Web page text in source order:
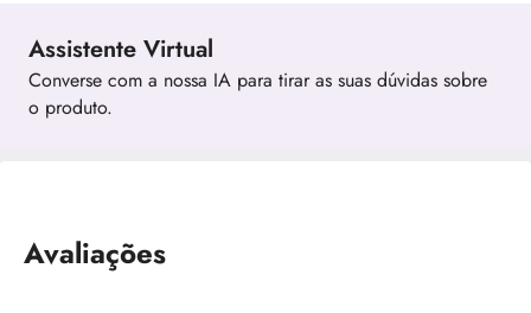
Assistente Virtual
Converse com a nossa IA para tirar as suas dúvidas sobre
o produto.
Avaliações